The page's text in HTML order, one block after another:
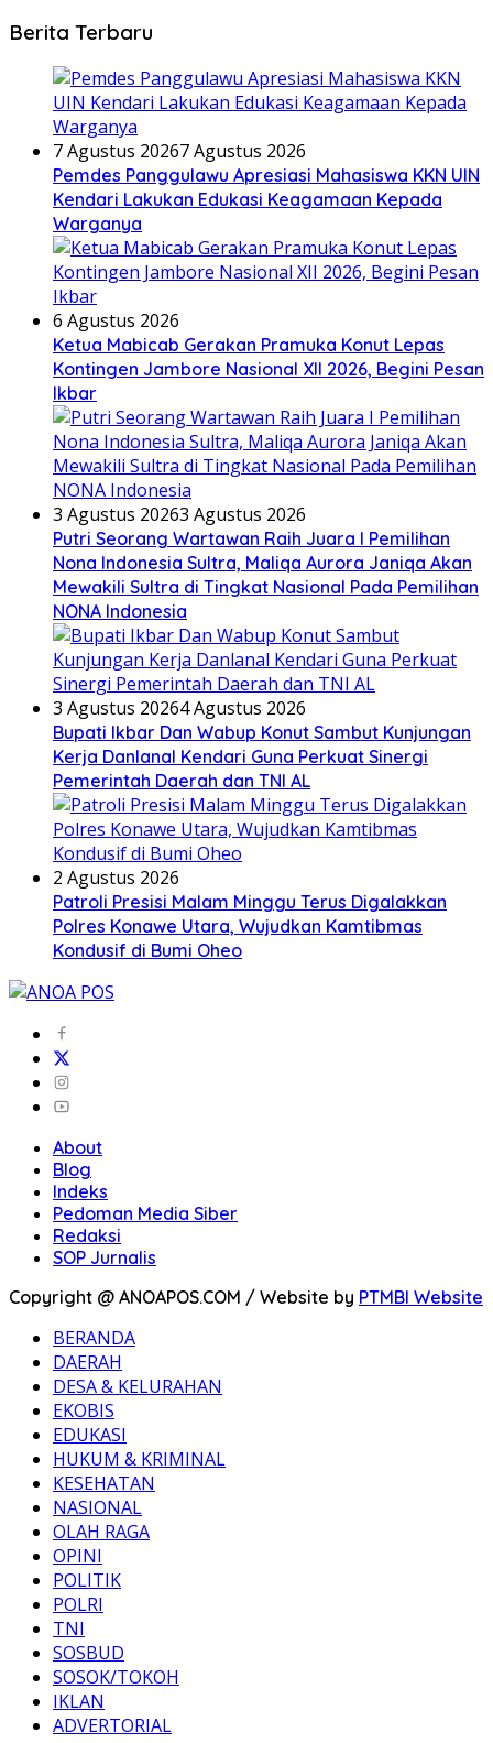
Berita Terbaru
7 Agustus 20267 Agustus 2026
Pemdes Panggulawu Apresiasi Mahasiswa KKN UIN
Kendari Lakukan Edukasi Keagamaan Kepada
Warganya
6 Agustus 2026
Ketua Mabicab Gerakan Pramuka Konut Lepas
Kontingen Jambore Nasional XII 2026, Begini Pesan
Ikbar
3 Agustus 20263 Agustus 2026
Putri Seorang Wartawan ‎Raih Juara I Pemilihan
Nona Indonesia Sultra, Maliqa Aurora Janiqa Akan
Mewakili Sultra di Tingkat Nasional Pada Pemilihan
NONA Indonesia
3 Agustus 20264 Agustus 2026
Bupati Ikbar Dan Wabup Konut Sambut Kunjungan
Kerja Danlanal Kendari Guna Perkuat Sinergi
Pemerintah Daerah dan TNI AL
2 Agustus 2026
Patroli Presisi Malam Minggu Terus Digalakkan
Polres Konawe Utara, Wujudkan Kamtibmas
Kondusif di Bumi Oheo
About
Blog
Indeks
Pedoman Media Siber
Redaksi
SOP Jurnalis
Copyright @ ANOAPOS.COM / Website by PTMBI Website
BERANDA
DAERAH
DESA & KELURAHAN
EKOBIS
EDUKASI
HUKUM & KRIMINAL
KESEHATAN
NASIONAL
OLAH RAGA
OPINI
POLITIK
POLRI
TNI
SOSBUD
SOSOK/TOKOH
IKLAN
ADVERTORIAL